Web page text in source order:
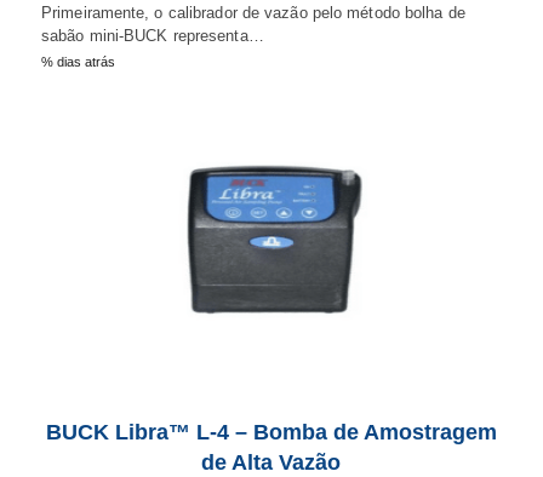
Primeiramente, o calibrador de vazão pelo método bolha de
sabão mini-BUCK representa…
% dias atrás
BUCK Libra™ L-4 – Bomba de Amostragem
de Alta Vazão